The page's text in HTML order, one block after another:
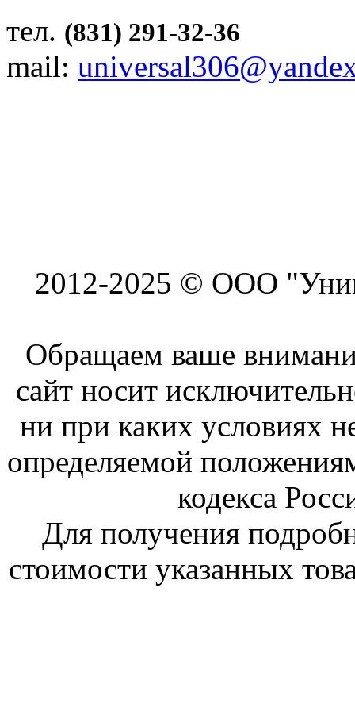
тел. (831) 291-32-36
mail:
2012-2025 © ООО
Обращаем ваше
сайт носит
ни при каких условиях
определяемой
кодекса
Для получения
стоимости указанных